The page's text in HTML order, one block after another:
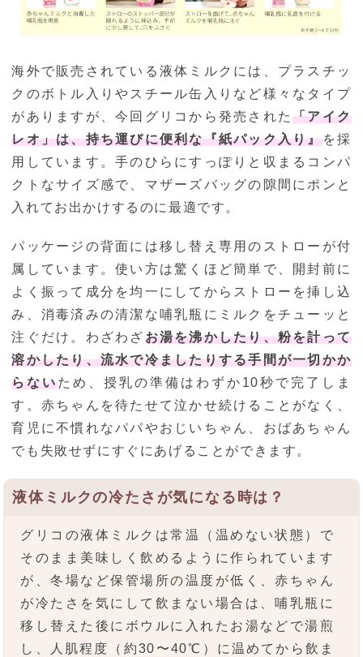
海外で販売されている液体ミルクには、プラスチッ
クのボトル入りやスチール缶入りなど様々なタイプ
がありますが、今回グリコから発売された「アイク
レオ」は、持ち運びに便利な『紙パック入り』を採
用しています。手のひらにすっぽりと収まるコンパ
クトなサイズ感で、マザーズバッグの隙間にポンと
入れてお出かけするのに最適です。
パッケージの背面には移し替え専用のストローが付
属しています。使い方は驚くほど簡単で、開封前に
よく振って成分を均一にしてからストローを挿し込
み、消毒済みの清潔な哺乳瓶にミルクをチューッと
注ぐだけ。わざわざお湯を沸かしたり、粉を計って
溶かしたり、流水で冷ましたりする手間が一切かか
らないため、授乳の準備はわずか10秒で完了しま
す。赤ちゃんを待たせて泣かせ続けることがなく、
育児に不慣れなパパやおじいちゃん、おばあちゃん
でも失敗せずにすぐにあげることができます。
液体ミルクの冷たさが気になる時は？
グリコの液体ミルクは常温（温めない状態）で
そのまま美味しく飲めるように作られています
が、冬場など保管場所の温度が低く、赤ちゃん
が冷たさを気にして飲まない場合は、哺乳瓶に
移し替えた後にボウルに入れたお湯などで湯煎
し、人肌程度（約30〜40℃）に温めてから飲ま